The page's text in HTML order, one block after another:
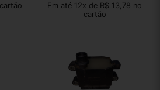
Em até 12x de R$ 13,78 no
cartão